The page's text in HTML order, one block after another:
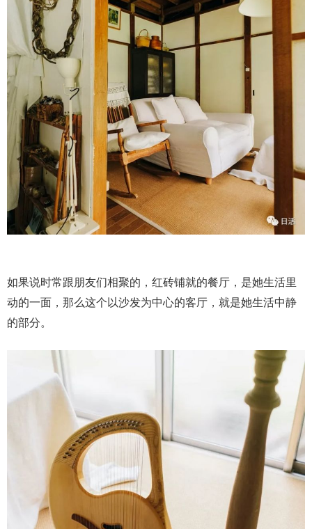
如果说时常跟朋友们相聚的，红砖铺就的餐厅，是她生活里
动的一面，那么这个以沙发为中心的客厅，就是她生活中静
的部分。